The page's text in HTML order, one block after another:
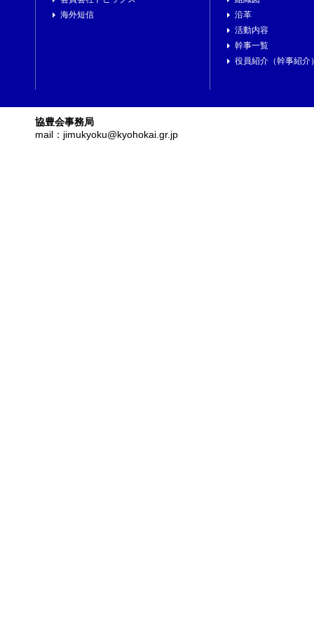
海外短信
沿革
活動内容
幹事一覧
役員紹介（幹事紹介
協豊会事務局
mail：jimukyoku@kyohokai.gr.jp